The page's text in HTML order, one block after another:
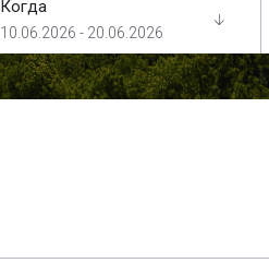
Когда
10.06.2026 - 20.06.2026